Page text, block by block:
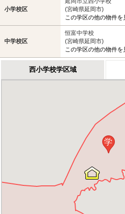
小学校区
(宮崎県延岡市)
この学区の他の物件を
中学校区
恒富中学校
(宮崎県延岡市)
この学区の他の物件を
西小学校学区域
学